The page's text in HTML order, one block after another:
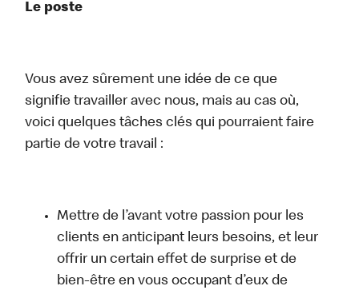
Le poste
Vous avez sûrement une idée de ce que
signifie travailler avec nous, mais au cas où,
voici quelques tâches clés qui pourraient faire
partie de votre travail :
Mettre de l’avant votre passion pour les
clients en anticipant leurs besoins, et leur
offrir un certain effet de surprise et de
bien-être en vous occupant d’eux de